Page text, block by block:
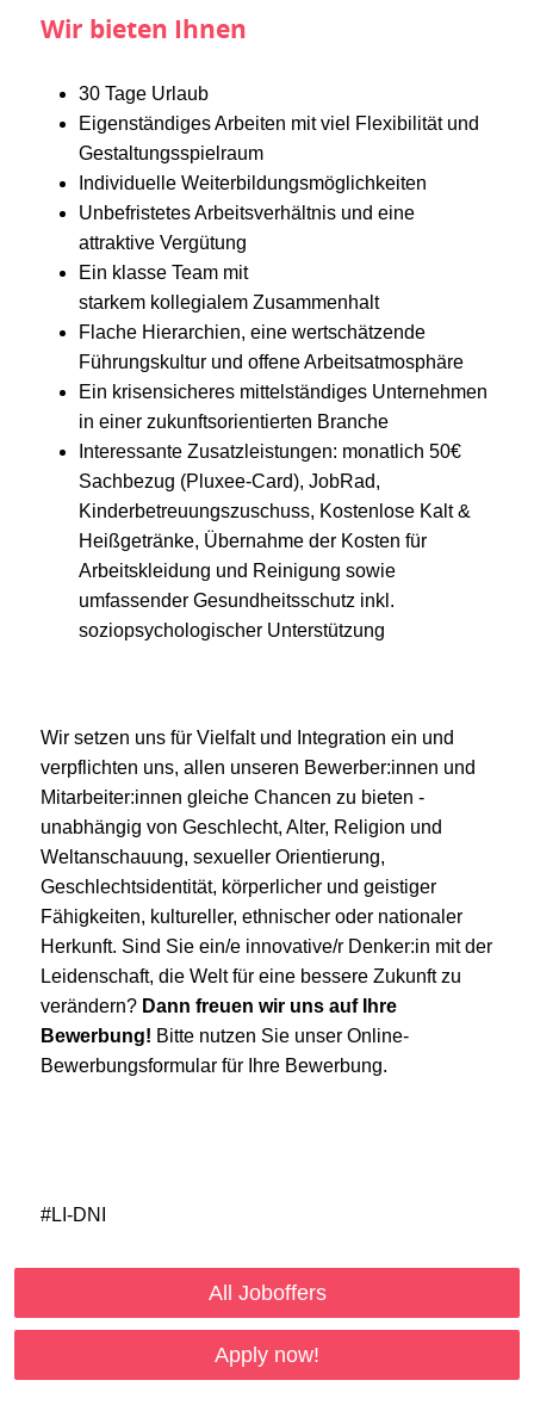
Wir bieten Ihnen
30 Tage Urlaub
Eigenständiges Arbeiten mit viel Flexibilität und
Gestaltungsspielraum
Individuelle Weiterbildungsmöglichkeiten
Unbefristetes Arbeitsverhältnis und eine
attraktive Vergütung
Ein klasse Team mit
starkem kollegialem Zusammenhalt
Flache Hierarchien, eine wertschätzende
Führungskultur und offene Arbeitsatmosphäre
Ein krisensicheres mittelständiges Unternehmen
in einer zukunftsorientierten Branche
Interessante Zusatzleistungen: monatlich 50€
Sachbezug (Pluxee-Card), JobRad,
Kinderbetreuungszuschuss, Kostenlose Kalt &
Heißgetränke, Übernahme der Kosten für
Arbeitskleidung und Reinigung sowie
umfassender Gesundheitsschutz inkl.
soziopsychologischer Unterstützung
Wir setzen uns für Vielfalt und Integration ein und
verpflichten uns, allen unseren Bewerber:innen und
Mitarbeiter:innen gleiche Chancen zu bieten -
unabhängig von Geschlecht, Alter, Religion und
Weltanschauung, sexueller Orientierung,
Geschlechtsidentität, körperlicher und geistiger
Fähigkeiten, kultureller, ethnischer oder nationaler
Herkunft. Sind Sie ein/e innovative/r Denker:in mit der
Leidenschaft, die Welt für eine bessere Zukunft zu
verändern? Dann freuen wir uns auf Ihre
Bewerbung! Bitte nutzen Sie unser Online-
Bewerbungsformular für Ihre Bewerbung.
#LI-DNI
All Joboffers
Apply now!